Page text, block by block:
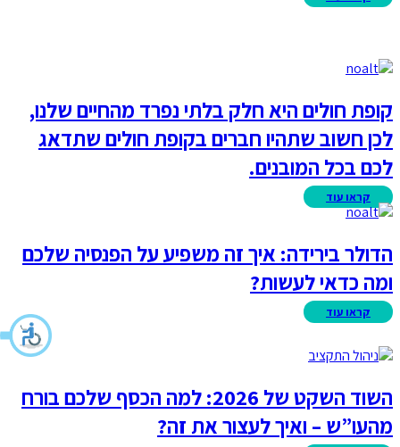
קופת חולים היא חלק בלתי נפרד מהחיים שלנו,
לכן חשוב שתהיו חברים בקופת חולים שתדאג
לכם בכל המובנים.
הדולר בירידה: איך זה משפיע על הפנסיה שלכם
ומה כדאי לעשות?
השוד השקט של 2026: למה הכסף שלכם בורח
מהעו”ש – ואיך לעצור את זה?